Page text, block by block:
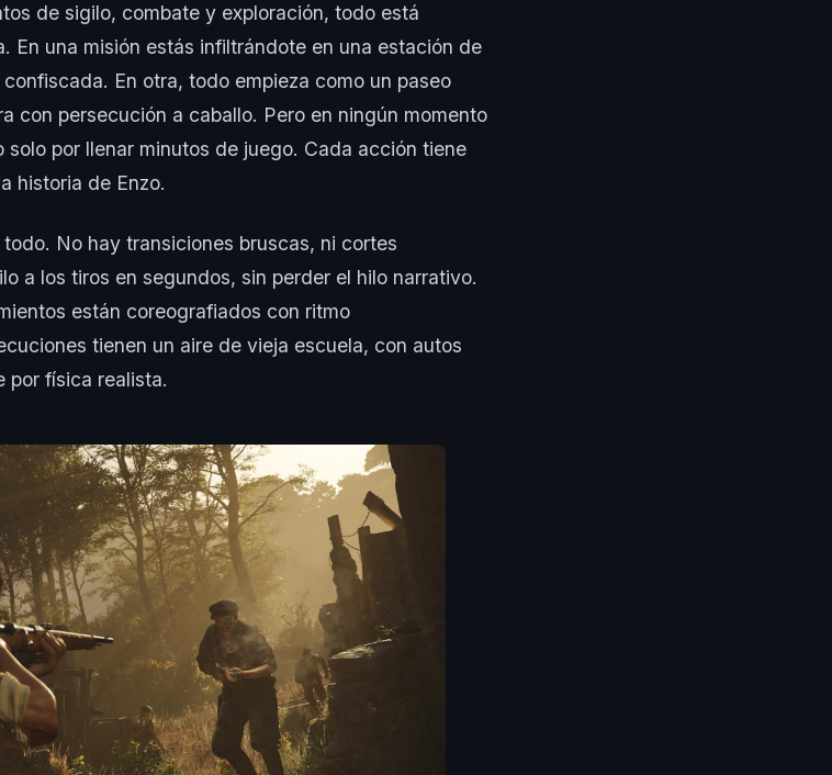
de sigilo, combate y exploración, todo está
En una misión estás infiltrándote en una estación de
En otra, todo empieza como un paseo
con persecución a caballo. Pero en ningún momento
por llenar minutos de juego. Cada acción tiene
historia de Enzo.
No hay transiciones bruscas, ni cortes
a los tiros en segundos, sin perder el hilo narrativo.
están coreografiados con ritmo
tienen un aire de vieja escuela, con autos
por física realista.